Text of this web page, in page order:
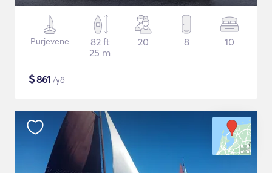
Purjevene
82 ft
25 m
20 8 10
$861 /yö